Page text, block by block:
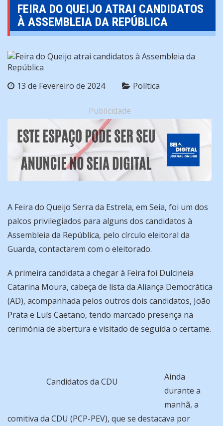
FEIRA DO QUEIJO ATRAI CANDIDATOS
À ASSEMBLEIA DA REPÚBLICA
13 de Fevereiro de 2024 Política
Publicidade
A Feira do Queijo Serra da Estrela, em Seia, foi um dos
palcos privilegiados para alguns dos candidatos à
Assembleia da República, pelo círculo eleitoral da
Guarda, contactarem com o eleitorado.
A primeira candidata a chegar à Feira foi Dulcineia
Catarina Moura, cabeça de lista da Aliança Democrática
(AD), acompanhada pelos outros dois candidatos, João
Prata e Luís Caetano, tendo marcado presença na
cerimónia de abertura e visitado de seguida o certame.
Candidatos da CDU
Ainda
durante a
manhã, a
comitiva da CDU (PCP-PEV), que se destacava por